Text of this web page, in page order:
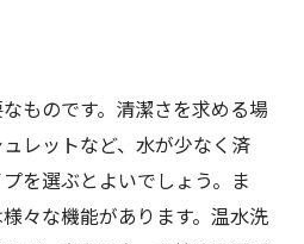
ものです。清潔さを求める場
レットなど、水が少なく済
を選ぶとよいでしょう。ま
々な機能があります。温水洗